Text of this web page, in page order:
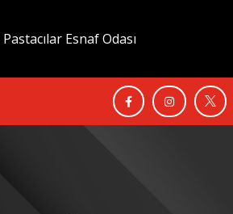
Esnaf Odası
  